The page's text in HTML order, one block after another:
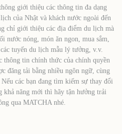
giới thiệu các thông tin đa dạng
của Nhật và khách nước ngoài đến
chỉ giới thiệu các địa điểm du lịch mà
nước nóng, món ăn ngon, mua sắm,
tuyến du lịch mẫu lý tưởng, v.v.
thông tin chính thức của chính quyền
đăng tải bằng nhiều ngôn ngữ, cùng
các bạn đang tìm kiếm sự thay đổi
khả năng mới thì hãy tận hưởng trải
qua MATCHA nhé.